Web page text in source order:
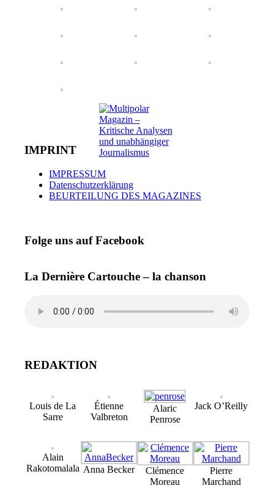
IMPRINT
IMPRESSUM
Datenschutzerklärung
BEURTEILUNG DES MAGAZINES
Folge uns auf Facebook
La Dernière Cartouche – la chanson
REDAKTION
Louis de La
Sarre
Étienne
Valbreton
Alaric
Penrose
Jack O’Reilly
Alain
Rakotomalala Anna Becker
Clémence
Moreau
Pierre
Marchand